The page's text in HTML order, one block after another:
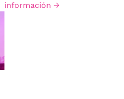
información →